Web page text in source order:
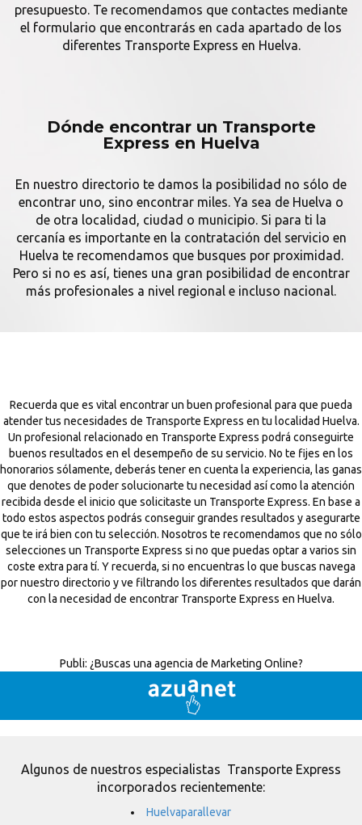
presupuesto. Te recomendamos que contactes mediante
el formulario que encontrarás en cada apartado de los
diferentes Transporte Express en Huelva.
Dónde encontrar un Transporte
Express en Huelva
En nuestro directorio te damos la posibilidad no sólo de
encontrar uno, sino encontrar miles. Ya sea de Huelva o
de otra localidad, ciudad o municipio. Si para ti la
cercanía es importante en la contratación del servicio en
Huelva te recomendamos que busques por proximidad.
Pero si no es así, tienes una gran posibilidad de encontrar
más profesionales a nivel regional e incluso nacional.
Recuerda que es vital encontrar un buen profesional para que pueda
atender tus necesidades de Transporte Express en tu localidad Huelva.
Un profesional relacionado en Transporte Express podrá conseguirte
buenos resultados en el desempeño de su servicio. No te fijes en los
honorarios sólamente, deberás tener en cuenta la experiencia, las ganas
que denotes de poder solucionarte tu necesidad así como la atención
recibida desde el inicio que solicitaste un Transporte Express. En base a
todo estos aspectos podrás conseguir grandes resultados y asegurarte
que te irá bien con tu selección. Nosotros te recomendamos que no sólo
selecciones un Transporte Express si no que puedas optar a varios sin
coste extra para tí. Y recuerda, si no encuentras lo que buscas navega
por nuestro directorio y ve filtrando los diferentes resultados que darán
con la necesidad de encontrar Transporte Express en Huelva.
Publi: ¿Buscas una agencia de Marketing Online?
Algunos de nuestros especialistas Transporte Express
incorporados recientemente:
Huelvaparallevar